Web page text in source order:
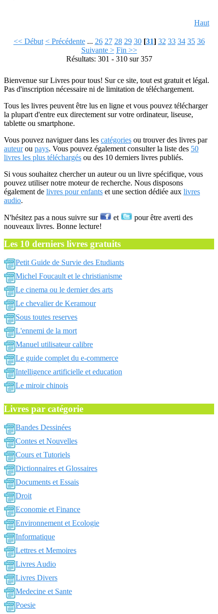
Haut
<< Début < Précédente ... 26 27 28 29 30 [31] 32 33 34 35 36
Suivante > Fin >>
Résultats: 301 - 310 sur 357
Bienvenue sur Livres pour tous! Sur ce site, tout est gratuit et légal.
Pas d'inscription nécessaire ni de limitation de téléchargement.
Tous les livres peuvent être lus en ligne et vous pouvez télécharger
la plupart d'entre eux directement sur votre ordinateur, liseuse,
tablette ou smartphone.
Vous pouvez naviguer dans les catégories ou trouver des livres par
auteurou pays. Vous pouvez également consulter la liste des 50
livres les plus téléchargés ou des 10 derniers livres publiés.
Si vous souhaitez chercher un auteur ou un livre spécifique, vous
pouvez utiliser notre moteur de recherche. Nous disposons
également de livres pour enfants et une section dédiée aux livres
audio.
N'hésitez pas a nous suivre sur et
pour être averti des
nouveaux livres. Bonne lecture!
Les 10 derniers livres gratuits
Petit Guide de Survie des Etudiants
Michel Foucault et le christianisme
Le cinema ou le dernier des arts
Le chevalier de Keramour
Sous toutes reserves
L'ennemi de la mort
Manuel utilisateur calibre
Le guide complet du e-commerce
Intelligence artificielle et education
Le miroir chinois
Livres par catégorie
Bandes Dessinées
Contes et Nouvelles
Cours et Tutoriels
Dictionnaires et Glossaires
Documents et Essais
Droit
Economie et Finance
Environnement et Ecologie
Informatique
Lettres et Memoires
Livres Audio
Livres Divers
Medecine et Sante
Poesie